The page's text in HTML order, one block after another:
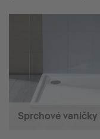
Sprchové vaničky